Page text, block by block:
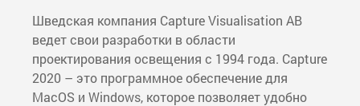
Шведская компания Capture Visualisation AB
ведет свои разработки в области
проектирования освещения с 1994 года. Capture
2020 – это программное обеспечение для
MacOS и Windows, которое позволяет удобно